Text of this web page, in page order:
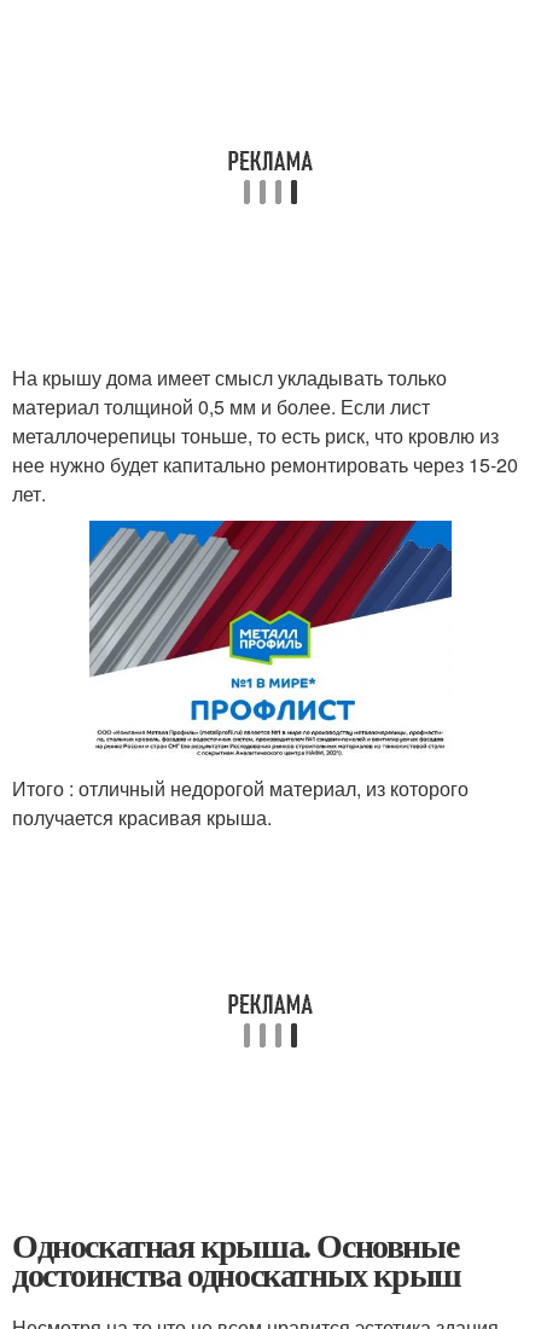
На крышу дома имеет смысл укладывать только
материал толщиной 0,5 мм и более. Если лист
металлочерепицы тоньше, то есть риск, что кровлю из
нее нужно будет капитально ремонтировать через 15-20
лет.
Итого : отличный недорогой материал, из которого
получается красивая крыша.
Односкатная крыша. Основные
достоинства односкатных крыш